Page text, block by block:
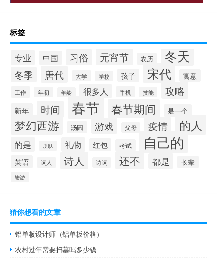
标签
专业 中国 习俗 元宵节 农历 冬天
冬季 唐代 大学 学校 孩子 宋代 寓意
工作 年初 年龄 很多人 手机 技能 攻略
新年 时间 春节 春节期间 是一个
梦幻西游 汤圆 游戏 父母 疫情 的人
的是 皮肤 礼物 红包 考试 自己的
英语 词人 诗人 诗词 还不 都是 长辈
陆游
猜你想看的文章
铝单板设计师（铝单板价格）
农村过年需要扫墓吗多少钱